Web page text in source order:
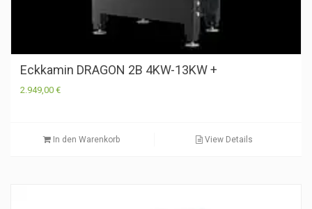
Eckkamin DRAGON 2B 4KW-13KW +
2.949,00 €
In den Warenkorb View Details